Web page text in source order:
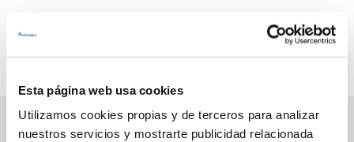
Esta página web usa cookies
Utilizamos cookies propias y de terceros para analizar
nuestros servicios y mostrarte publicidad relacionada